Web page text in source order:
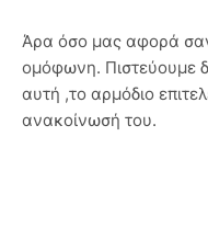
Άρα όσο μας αφορά
ομόφωνη. Πιστεύουμε
αυτή ,το αρμόδιο
ανακοίνωσή του.